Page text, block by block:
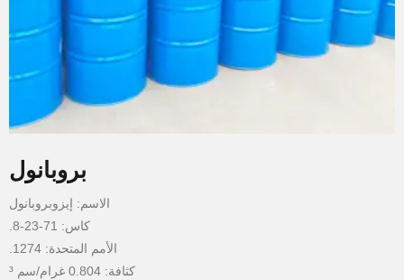
بروبانول
الاسم: إيزوبروبانول
كاس: 71-23-8.
الأمم المتحدة: 1274.
كثافة: 0.804 غرام/سم ³